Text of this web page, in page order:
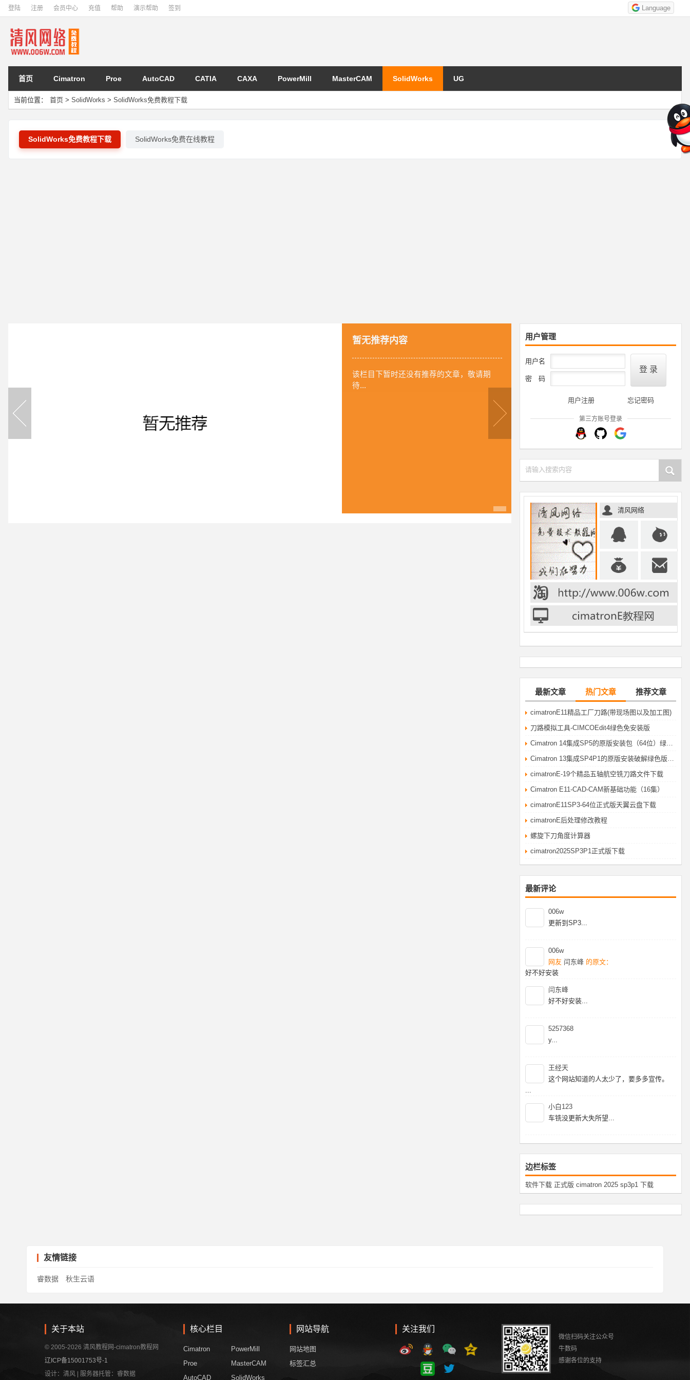
登陆 注册 会员中心 充值 帮助 演示帮助 签到 Language
首页 Cimatron Proe AutoCAD CATIA CAXA PowerMill MasterCAM SolidWorks UG
当前位置： 首页 > SolidWorks > SolidWorks免费教程下载
SolidWorks免费教程下载 SolidWorks免费在线教程
用户管理
用户名
密 码
用户注册 忘记密码
第三方账号登录
请输入搜索内容
清风网络
最新文章 热门文章 推荐文章
cimatronE11精品工厂刀路(带现场图以及加工图)
刀路模拟工具-CIMCOEdit4绿色免安装版
Cimatron 14集成SP5的原版安装包（64位）绿色破解版
Cimatron 13集成SP4P1的原版安装破解绿色版（64位）cimatronE自学网华哥提供
cimatronE-19个精品五轴航空铣刀路文件下载
Cimatron E11-CAD-CAM新基础功能（16集）
cimatronE11SP3-64位正式版天翼云盘下载
cimatronE后处理修改教程
螺旋下刀角度计算器
cimatron2025SP3P1正式版下载
最新评论
006w
更新到SP3...
006w
网友 闫东峰 的原文：
好不好安装
闫东峰
好不好安装...
5257368
y...
王经天
这个网站知道的人太少了，要多多宣传。
小白123
车铣没更新大失所望...
边栏标签
软件下载 正式版 cimatron 2025 sp3p1 下载
暂无推荐内容
该栏目下暂时还没有推荐的文章，敬请期
待...
友情链接
睿数据 秋生云语
关于本站
© 2005-2026 清风教程网-cimatron教程网
辽ICP备15001753号-1
设计：清风 | 服务器托管：睿数据
核心栏目
Cimatron
Proe
AutoCAD
PowerMill
MasterCAM
SolidWorks
网站导航
网站地图
标签汇总
关注我们
微信扫码关注公众号
牛数码
感谢各位的支持